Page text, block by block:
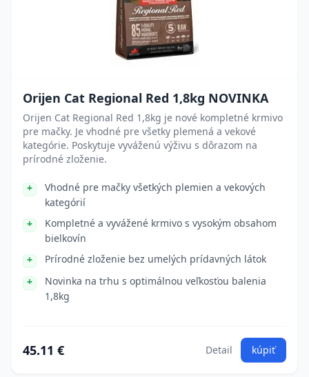
Orijen Cat Regional Red 1,8kg NOVINKA
Orijen Cat Regional Red 1,8kg je nové kompletné krmivo
pre mačky. Je vhodné pre všetky plemená a vekové
kategórie. Poskytuje vyváženú výživu s dôrazom na
prírodné zloženie.
Vhodné pre mačky všetkých plemien a vekových
kategórií
Kompletné a vyvážené krmivo s vysokým obsahom
bielkovín
Prírodné zloženie bez umelých prídavných látok
Novinka na trhu s optimálnou veľkosťou balenia
1,8kg
45.11 € Detail kúpiť